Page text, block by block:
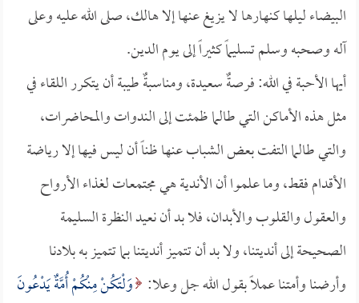
البيضاء ليلها كنهارها لا يزيغ عنها إلا هالك، صلى الله عليه وعلى
آله وصحبه وسلم تسليماً كثيراً إلى يوم الدين.
أيها الأحبة في الله: فرصةٌ سعيدة، ومناسبةٌ طيبة أن يتكرر اللقاء في
مثل هذه الأماكن التي طالما ظمئت إلى الندوات والمحاضرات،
والتي طالما التفت بعض الشباب عنها ظناً أن ليس فيها إلا رياضة
الأقدام فقط، وما علموا أن الأندية هي مجتمعات لغذاء الأرواح
والعقول والقلوب والأبدان، فلا بد أن نعيد النظرة السليمة
الصحيحة إلى أنديتنا، ولا بد أن تتميز أنديتنا بما تتميز به بلادنا
وأرضنا وأمتنا عملاً بقول الله جل وعلا: وَلْتَكُنْ مِنْكُمْ أُمَّةٌ يَدْعُونَ